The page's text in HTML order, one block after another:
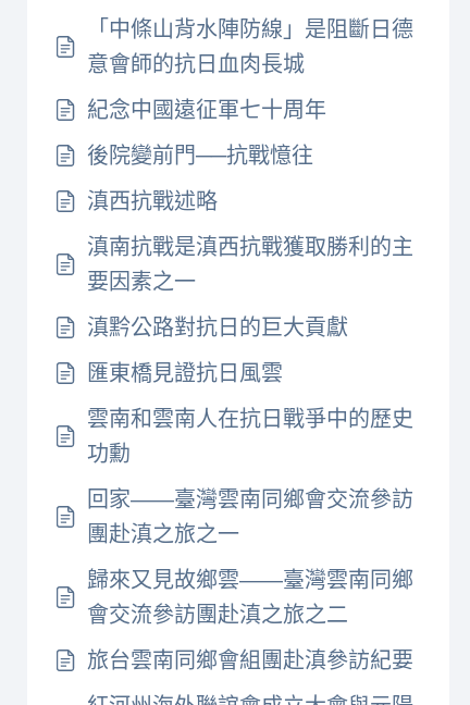
「中條山背水陣防線」是阻斷日德
意會師的抗日血肉長城
紀念中國遠征軍七十周年
後院變前門──抗戰憶往
滇西抗戰述略
滇南抗戰是滇西抗戰獲取勝利的主
要因素之一
滇黔公路對抗日的巨大貢獻
匯東橋見證抗日風雲
雲南和雲南人在抗日戰爭中的歷史
功勳
回家——臺灣雲南同鄉會交流參訪
團赴滇之旅之一
歸來又見故鄉雲——臺灣雲南同鄉
會交流參訪團赴滇之旅之二
旅台雲南同鄉會組團赴滇參訪紀要